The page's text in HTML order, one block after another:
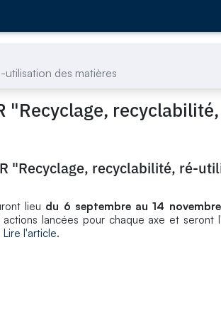
des matières
"Recyclage,
"Recyclage, recyclabilité, ré-
lieu du 6 septembre au 14 novembre
lancées pour chaque axe et seront
Lire l'article.